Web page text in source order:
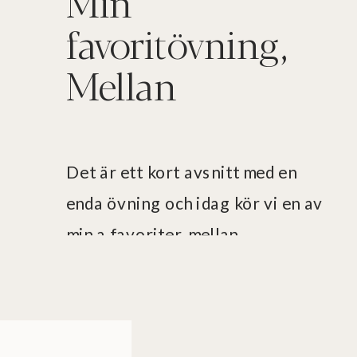
Det är ett kort avsnitt med en
enda övning och idag kör vi en av
min a favoriter, mellan.
favoritövning,
Mellan